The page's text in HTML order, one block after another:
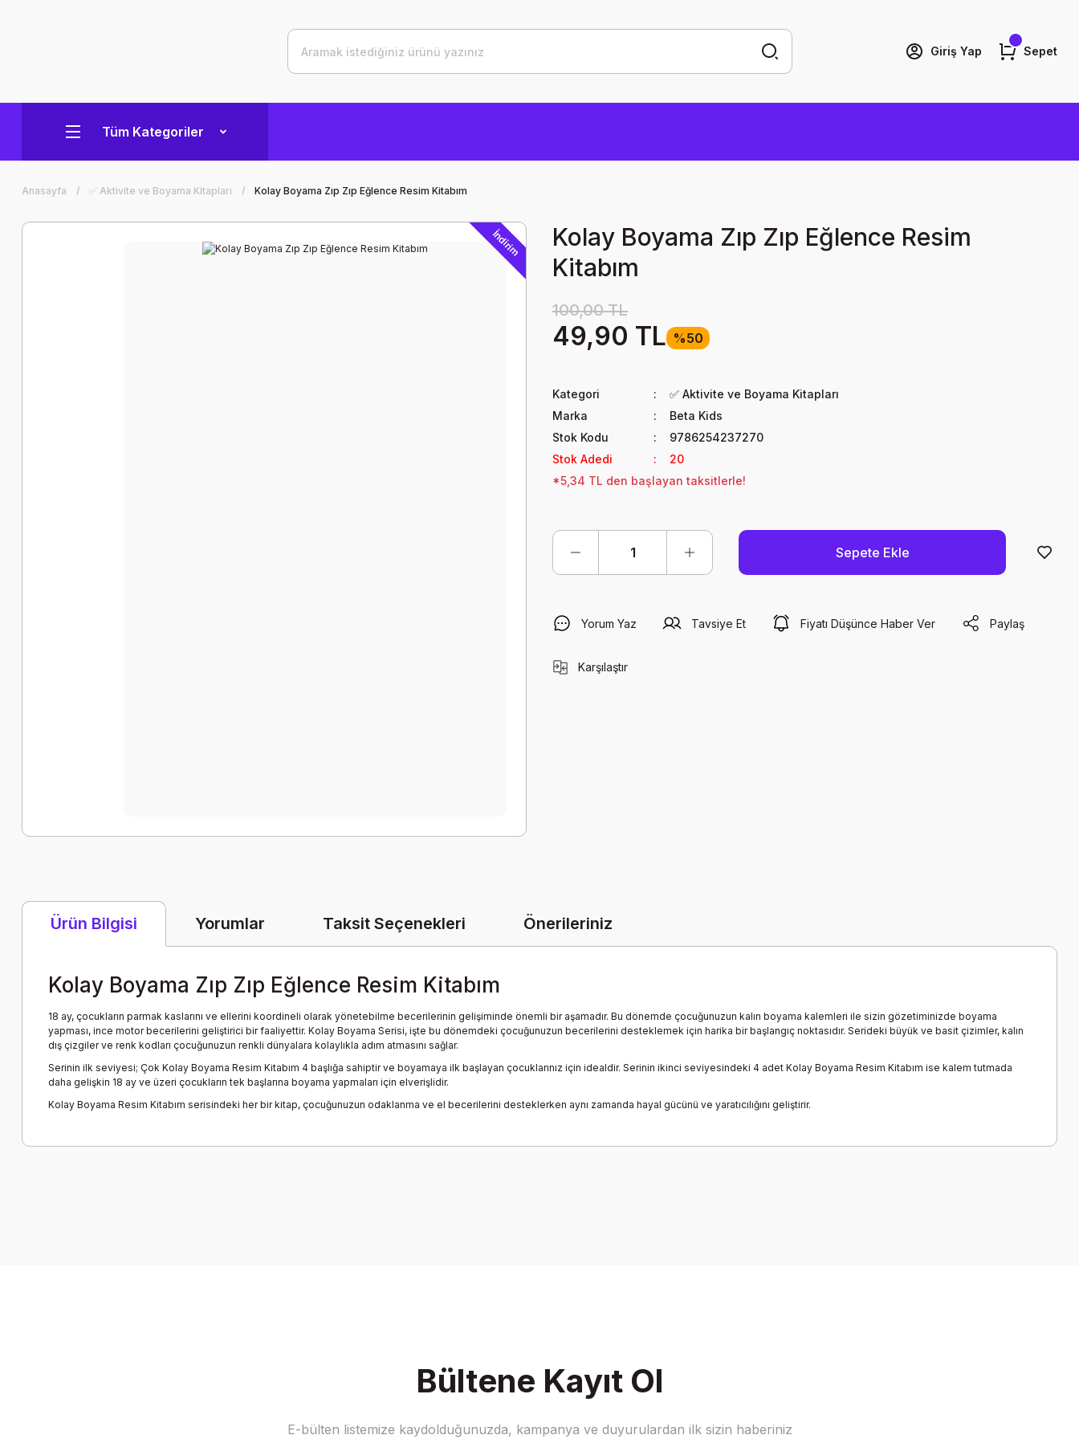
Giriş Yap Sepet
Tüm Kategoriler
Anasayfa ✅ Aktivite ve Boyama Kitapları Kolay Boyama Zıp Zıp Eğlence Resim Kitabım
İndirim
Kolay Boyama Zıp Zıp Eğlence Resim
Kitabım
100,00 TL
49,90 TL %50
Kategori
✅ Aktivite ve Boyama Kitapları
Marka
Beta Kids
Stok Kodu
9786254237270
Stok Adedi
20
*5,34 TL den başlayan taksitlerle!
Sepete Ekle
Yorum Yaz Tavsiye Et Fiyatı Düşünce Haber Ver Paylaş
Karşılaştır
Ürün Bilgisi Yorumlar Taksit Seçenekleri Önerileriniz
Kolay Boyama Zıp Zıp Eğlence Resim Kitabım
18 ay, çocukların parmak kaslarını ve ellerini koordineli olarak yönetebilme becerilerinin gelişiminde önemli bir aşamadır. Bu dönemde çocuğunuzun kalın boyama kalemleri ile sizin gözetiminizde boyama
yapması, ince motor becerilerini geliştirici bir faaliyettir. Kolay Boyama Serisi, işte bu dönemdeki çocuğunuzun becerilerini desteklemek için harika bir başlangıç noktasıdır. Serideki büyük ve basit çizimler, kalın
dış çizgiler ve renk kodları çocuğunuzun renkli dünyalara kolaylıkla adım atmasını sağlar.
Serinin ilk seviyesi; Çok Kolay Boyama Resim Kitabım 4 başlığa sahiptir ve boyamaya ilk başlayan çocuklarınız için idealdir. Serinin ikinci seviyesindeki 4 adet Kolay Boyama Resim Kitabım ise kalem tutmada
daha gelişkin 18 ay ve üzeri çocukların tek başlarına boyama yapmaları için elverişlidir.
Kolay Boyama Resim Kitabım serisindeki her bir kitap, çocuğunuzun odaklanma ve el becerilerini desteklerken aynı zamanda hayal gücünü ve yaratıcılığını geliştirir.
Gönder
Bültene Kayıt Ol
E-bülten listemize kaydolduğunuzda, kampanya ve duyurulardan ilk sizin haberiniz